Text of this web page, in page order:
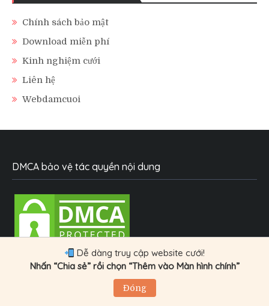
Chính sách bảo mật
Download miễn phí
Kinh nghiệm cưới
Liên hệ
Webdamcuoi
DMCA bảo vệ tác quyền nội dung
Dễ dàng truy cập website cưới!
Nhấn “Chia sẻ” rồi chọn “Thêm vào Màn hình chính”
Đóng